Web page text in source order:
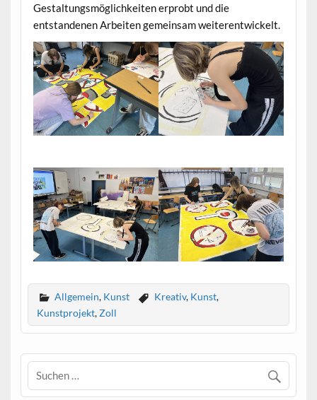
Gestaltungsmöglichkeiten erprobt und die
entstandenen Arbeiten gemeinsam weiterentwickelt.
Allgemein, Kunst Kreativ, Kunst,
Kunstprojekt,Zoll